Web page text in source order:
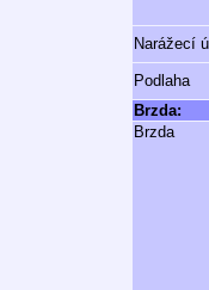
Narážecí
Podlaha
Brzda:
Brzda